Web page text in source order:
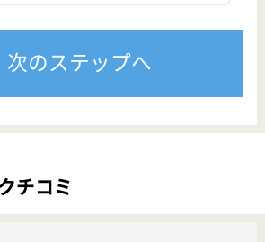
は異なる可能性もありま
集！